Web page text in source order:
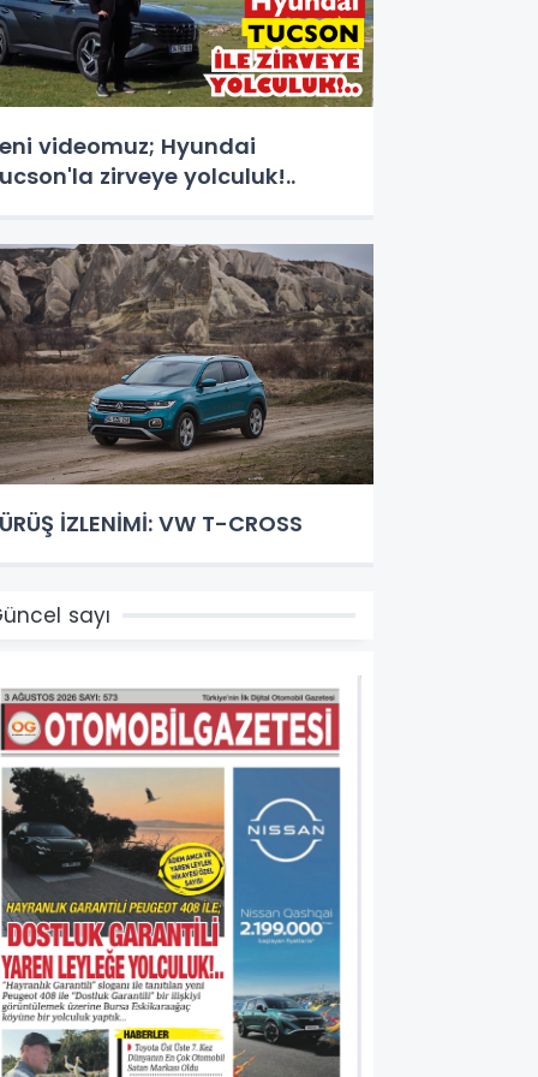
videomuz; Hyundai
Tucson'la zirveye yolculuk!..
İZLENİMİ: VW T-CROSS
sayı